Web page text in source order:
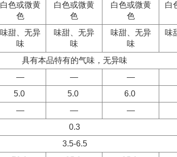
白色或微黄
色
白色或微黄
色
白色或微黄
色
白
味甜、无异
味
味甜、无异
味
味甜、无异
味
味
具有本品特有的气味，无异味
— — —
5.0 5.0 6.0
— — —
0.3
3.5-6.5